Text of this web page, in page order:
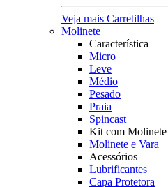
Veja mais Carretilhas
Molinete
Característica
Micro
Leve
Médio
Pesado
Praia
Spincast
Kit com Molinete
Molinete e Vara
Acessórios
Lubrificantes
Capa Protetora